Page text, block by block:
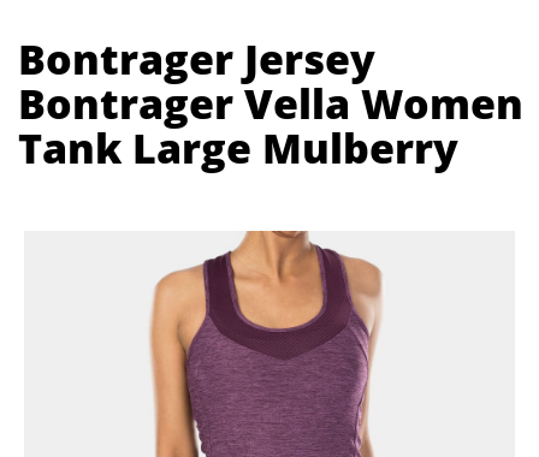
Bontrager Jersey
Bontrager Vella Women
Tank Large Mulberry